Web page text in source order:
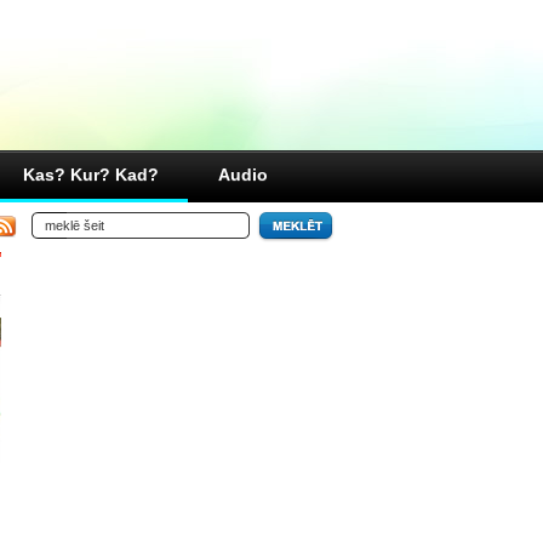
Kas? Kur? Kad? Audio